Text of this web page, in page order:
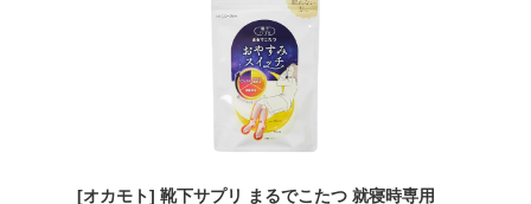
[オカモト] 靴下サプリ まるでこたつ 就寝時専用